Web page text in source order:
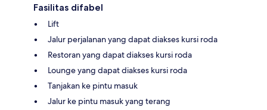
Fasilitas difabel
Lift
Jalur perjalanan yang dapat diakses kursi roda
Restoran yang dapat diakses kursi roda
Lounge yang dapat diakses kursi roda
Tanjakan ke pintu masuk
Jalur ke pintu masuk yang terang